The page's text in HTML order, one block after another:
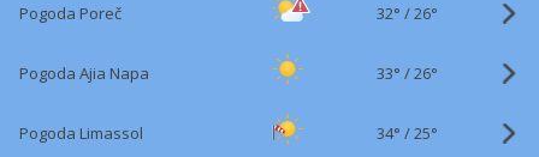
Pogoda Poreč 32° /26°
Pogoda Ajia Napa 33° /26°
Pogoda Limassol 34° /25°